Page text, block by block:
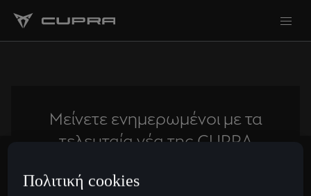
Μείνετε ενημερωμένοι με τα
τελευταία νέα της CUPRA
Subscribe
Πολιτική cookies